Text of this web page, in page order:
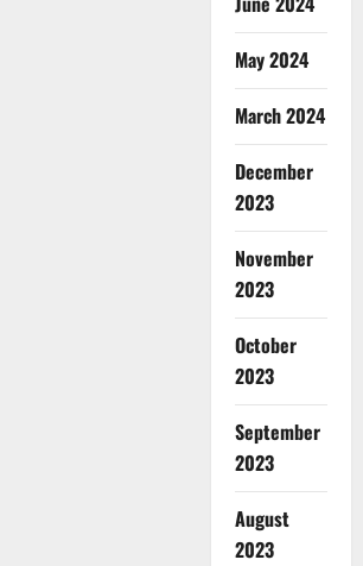
May 2024
March 2024
December
2023
November
2023
October
2023
September
2023
August
2023